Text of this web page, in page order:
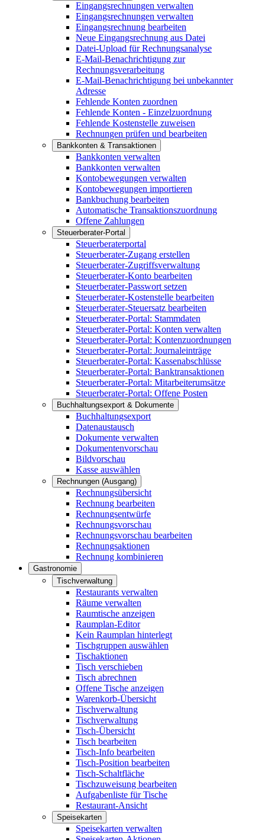
Eingangsrechnungen verwalten
Eingangsrechnungen verwalten
Eingangsrechnung bearbeiten
Neue Eingangsrechnung aus Datei
Datei-Upload für Rechnungsanalyse
E-Mail-Benachrichtigung zur
Rechnungsverarbeitung
E-Mail-Benachrichtigung bei unbekannter
Adresse
Fehlende Konten zuordnen
Fehlende Konten - Einzelzuordnung
Fehlende Kostenstelle zuweisen
Rechnungen prüfen und bearbeiten
Bankkonten & Transaktionen
Bankkonten verwalten
Bankkonten verwalten
Kontobewegungen verwalten
Kontobewegungen importieren
Bankbuchung bearbeiten
Automatische Transaktionszuordnung
Offene Zahlungen
Steuerberater-Portal
Steuerberaterportal
Steuerberater-Zugang erstellen
Steuerberater-Zugriffsverwaltung
Steuerberater-Konto bearbeiten
Steuerberater-Passwort setzen
Steuerberater-Kostenstelle bearbeiten
Steuerberater-Steuersatz bearbeiten
Steuerberater-Portal: Stammdaten
Steuerberater-Portal: Konten verwalten
Steuerberater-Portal: Kontenzuordnungen
Steuerberater-Portal: Journaleinträge
Steuerberater-Portal: Kassenabschlüsse
Steuerberater-Portal: Banktransaktionen
Steuerberater-Portal: Mitarbeiterumsätze
Steuerberater-Portal: Offene Posten
Buchhaltungsexport & Dokumente
Buchhaltungsexport
Datenaustausch
Dokumente verwalten
Dokumentenvorschau
Bildvorschau
Kasse auswählen
Rechnungen (Ausgang)
Rechnungsübersicht
Rechnung bearbeiten
Rechnungsentwürfe
Rechnungsvorschau
Rechnungsvorschau bearbeiten
Rechnungsaktionen
Rechnung kombinieren
Gastronomie
Tischverwaltung
Restaurants verwalten
Räume verwalten
Raumtische anzeigen
Raumplan-Editor
Kein Raumplan hinterlegt
Tischgruppen auswählen
Tischaktionen
Tisch verschieben
Tisch abrechnen
Offene Tische anzeigen
Warenkorb-Übersicht
Tischverwaltung
Tischverwaltung
Tisch-Übersicht
Tisch bearbeiten
Tisch-Info bearbeiten
Tisch-Position bearbeiten
Tisch-Schaltfläche
Tischzuweisung bearbeiten
Aufgabenliste für Tische
Restaurant-Ansicht
Speisekarten
Speisekarten verwalten